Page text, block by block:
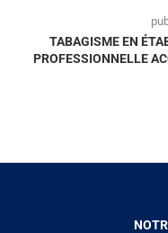
TABAGISME EN
PROFESSIONNELLE